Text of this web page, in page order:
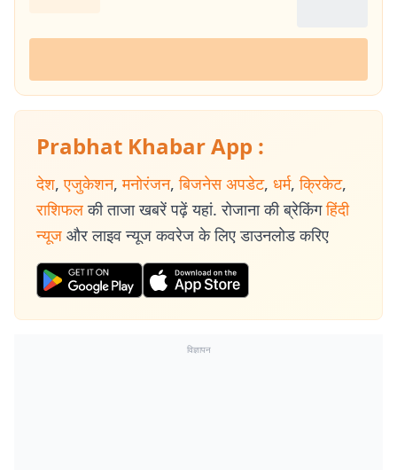
Prabhat Khabar App :
देश, एजुकेशन, मनोरंजन, बिजनेस अपडेट, धर्म, क्रिकेट,
राशिफल की ताजा खबरें पढ़ें यहां. रोजाना की ब्रेकिंग हिंदी
न्यूज और लाइव न्यूज कवरेज के लिए डाउनलोड करिए
विज्ञापन